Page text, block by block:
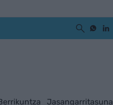
Jasangarritasuna